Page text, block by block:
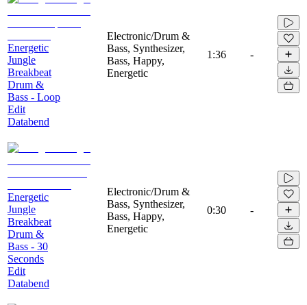
Energetic
Jungle
Breakbeat
Drum &
Bass - Loop
Edit
Databend
Electronic/Drum &
Bass, Synthesizer,
Bass, Happy,
Energetic
1:36 -
Energetic
Jungle
Breakbeat
Drum &
Bass - 30
Seconds
Edit
Databend
Electronic/Drum &
Bass, Synthesizer,
Bass, Happy,
Energetic
0:30 -